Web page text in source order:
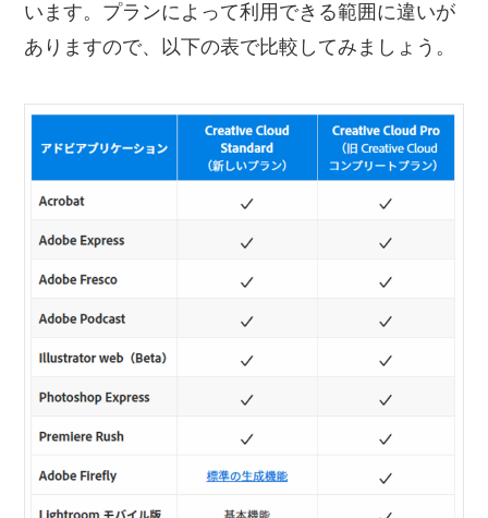
います。プランによって利用できる範囲に違いが
ありますので、以下の表で比較してみましょう。